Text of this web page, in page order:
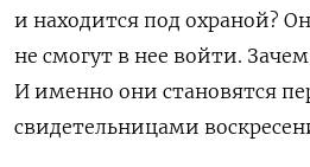
и находится под охраной?
не смогут в нее войти.
И именно они становятся
свидетельницами